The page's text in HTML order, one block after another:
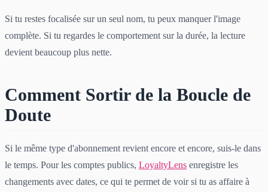
Si tu restes focalisée sur un seul nom, tu peux manquer l'image
complète. Si tu regardes le comportement sur la durée, la lecture
devient beaucoup plus nette.
Comment Sortir de la Boucle de
Doute
Si le même type d'abonnement revient encore et encore, suis-le dans
le temps. Pour les comptes publics, LoyaltyLens enregistre les
changements avec dates, ce qui te permet de voir si tu as affaire à